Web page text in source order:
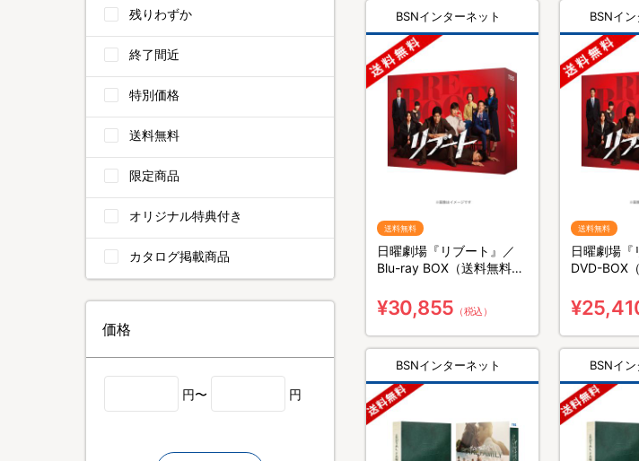
BSNインターネット
送料無料
日曜劇場『リブート』／
Blu-ray BOX（送料無料・
¥30,855 （税込）
BSNイ
送料無料
日曜劇場『
DVD-BOX
BSNインターネット BSNイ
残りわずか
終了間近
特別価格
送料無料
限定商品
オリジナル特典付き
カタログ掲載商品
価格
円〜 円